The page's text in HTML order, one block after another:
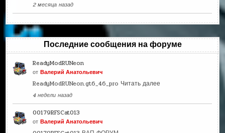
2 месяца назад
Последние сообщения на форуме
ReadyModRUNeon
отВалерий Анатольевич
ReadyModRUNeon.gt6_46_pro Читать далее
4 недели назад
00179RFSCat013
отВалерий Анатольевич